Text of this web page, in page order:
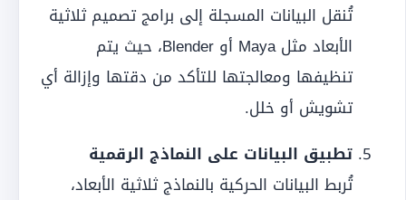
تُنقل البيانات المسجلة إلى برامج تصميم ثلاثية
الأبعاد مثل Maya أو Blender، حيث يتم
تنظيفها ومعالجتها للتأكد من دقتها وإزالة أي
تشويش أو خلل.
تطبيق البيانات على النماذج الرقمية
تُربط البيانات الحركية بالنماذج ثلاثية الأبعاد،